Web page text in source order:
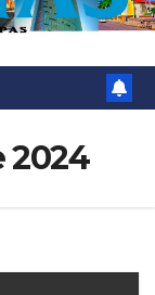
2024